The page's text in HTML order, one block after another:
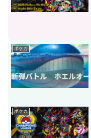
ポケカ
ポケカ